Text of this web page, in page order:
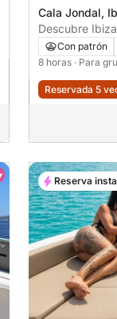
Cala Jondal,
Descubre
Con patrón
8 horas · Para
Reservada 5
Reserva